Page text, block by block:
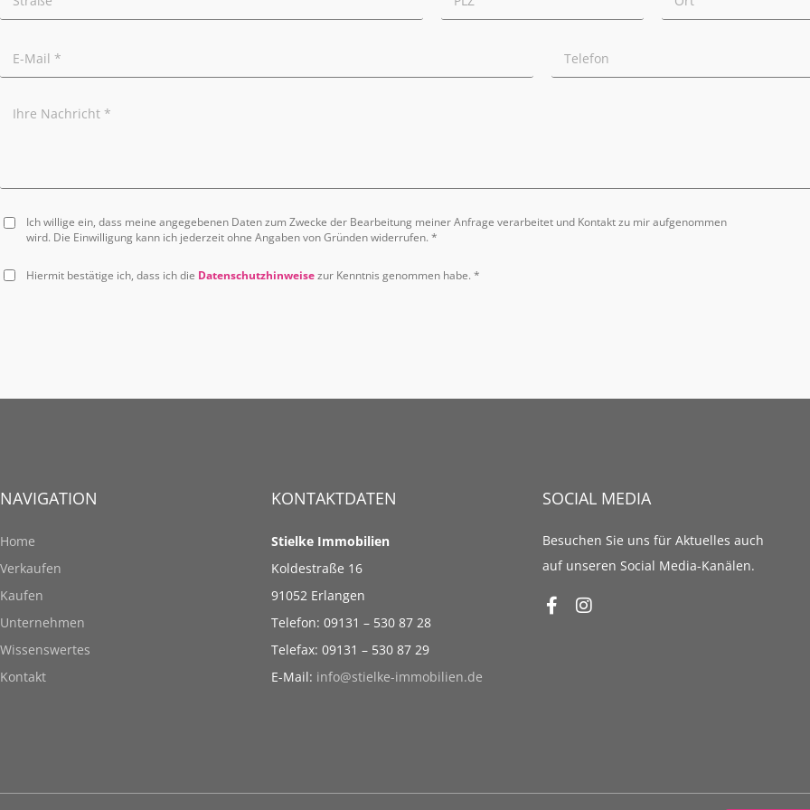
NAVIGATION
Home
Verkaufen
Kaufen
Unternehmen
Wissenswertes
Kontakt
KONTAKTDATEN
Stielke Immobilien
Koldestraße 16
91052 Erlangen
Telefon: 09131 – 530 87 28
Telefax: 09131 – 530 87 29
E-Mail: info@stielke-immobilien.de
SOCIAL MEDIA
Besuchen Sie uns für Aktuelles auch
auf unseren Social Media-Kanälen.
Ich willige ein, dass meine angegebenen Daten zum Zwecke der Bearbeitung meiner Anfrage verarbeitet und Kontakt zu mir aufgenommen
wird. Die Einwilligung kann ich jederzeit ohne Angaben von Gründen widerrufen. *
Hiermit bestätige ich, dass ich die Datenschutzhinweisezur Kenntnis genommen habe. *